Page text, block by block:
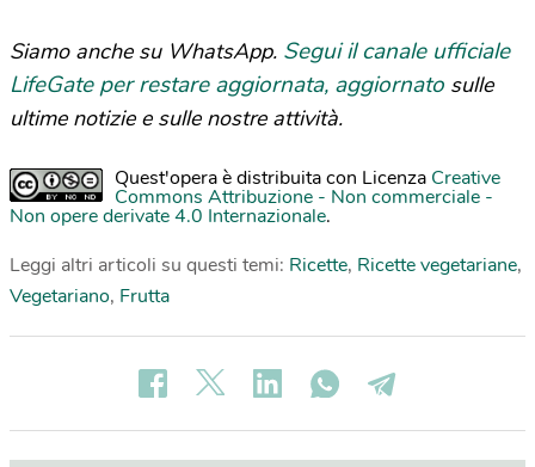
Siamo anche su WhatsApp. Segui il canale ufficiale
LifeGate per restare aggiornata, aggiornato sulle
ultime notizie e sulle nostre attività.
Quest'opera è distribuita con Licenza Creative
Commons Attribuzione - Non commerciale -
Non opere derivate 4.0 Internazionale.
Leggi altri articoli su questi temi: Ricette, Ricette vegetariane,
Vegetariano, Frutta